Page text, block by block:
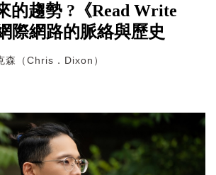
的趨勢 ?《Read Write
際網路的脈絡與歷史
森（Chris．Dixon）